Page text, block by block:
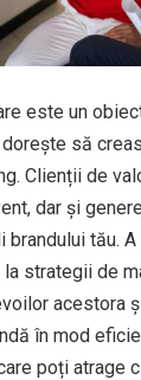
este un
să
Clienții de
dar și
tău.
strategii de
acestora
în mod
poți atrage